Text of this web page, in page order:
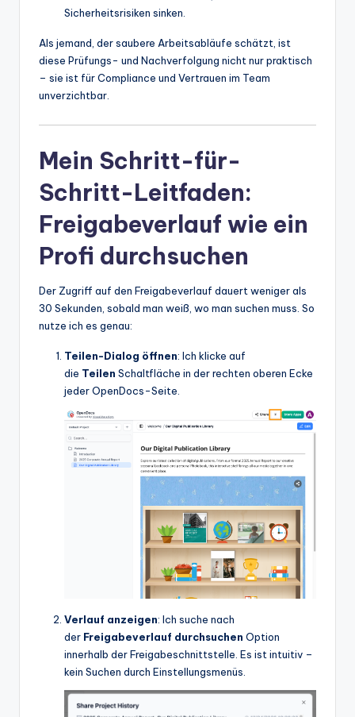
Sicherheitsrisiken sinken.
Als jemand, der saubere Arbeitsabläufe schätzt, ist
diese Prüfungs- und Nachverfolgung nicht nur praktisch
– sie ist für Compliance und Vertrauen im Team
unverzichtbar.
Mein Schritt-für-
Schritt-Leitfaden:
Freigabeverlauf wie ein
Profi durchsuchen
Der Zugriff auf den Freigabeverlauf dauert weniger als
30 Sekunden, sobald man weiß, wo man suchen muss. So
nutze ich es genau:
Teilen-Dialog öffnen: Ich klicke auf
die Teilen Schaltfläche in der rechten oberen Ecke
jeder OpenDocs-Seite.
Verlauf anzeigen: Ich suche nach
der Freigabeverlauf durchsuchen Option
innerhalb der Freigabeschnittstelle. Es ist intuitiv –
kein Suchen durch Einstellungsmenüs.